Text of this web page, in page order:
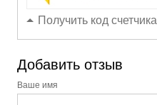
Получить код счетчика
Добавить отзыв
Ваше имя